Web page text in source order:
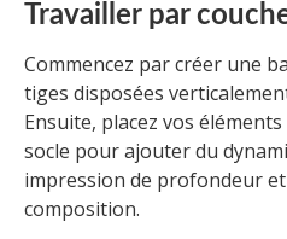
Travailler par
Commencez par créer une
tiges disposées
Ensuite, placez vos
socle pour ajouter du
impression de profondeur
composition.